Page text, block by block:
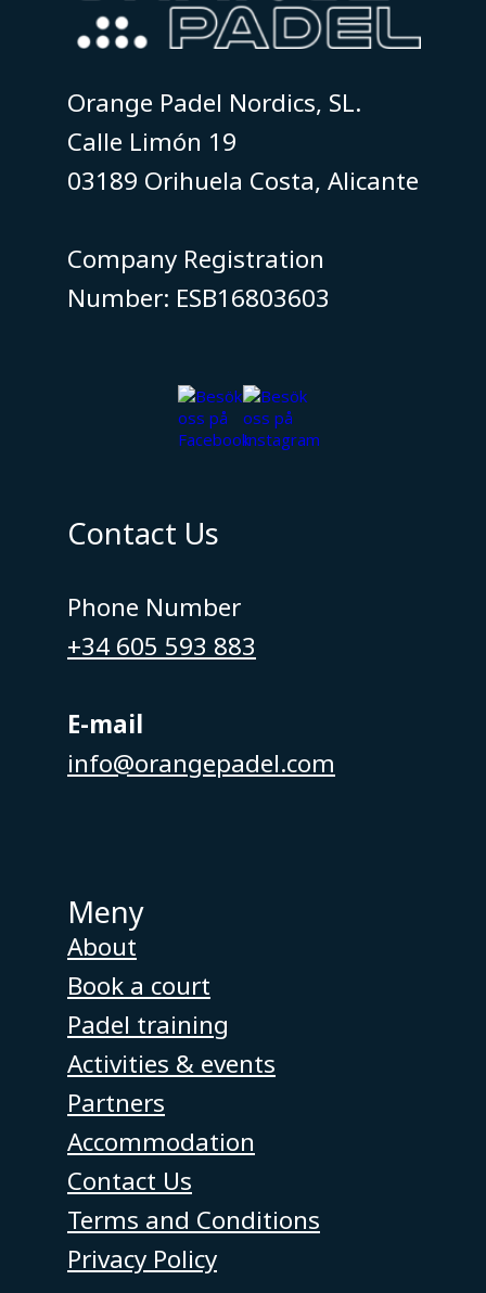
Orange Padel Nordics, SL.
Calle Limón 19
03189 Orihuela Costa, Alicante
​​​​​​​Company Registration
Number: ESB16803603
Contact Us
Phone Number
+34 605 593 883
E-mail
info@orangepadel.com
Meny
About
Book a court
Padel training
Activities & events
Partners
Accommodation
Contact Us
Terms and Conditions
Privacy Policy